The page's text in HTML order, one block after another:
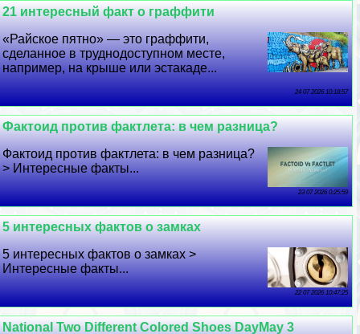
21 интересный факт о граффити
«Райское пятно» — это граффити,
сделанное в труднодоступном месте,
например, на крыше или эстакаде...
24 07 2026 10:18:57
Фактоид против фактлета: в чем разница?
Фактоид против фактлета: в чем разница?
> Интересные факты...
23 07 2026 0:25:59
5 интересных фактов о замках
5 интересных фактов о замках >
Интересные факты...
22 07 2026 10:47:25
National Two Different Colored Shoes DayMay 3